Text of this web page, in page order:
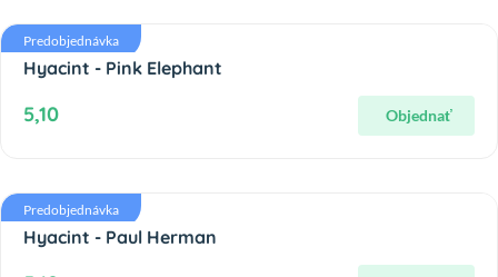
Predobjednávka
Hyacint - Pink Elephant
5,10 Objednať
Predobjednávka
Hyacint - Paul Herman